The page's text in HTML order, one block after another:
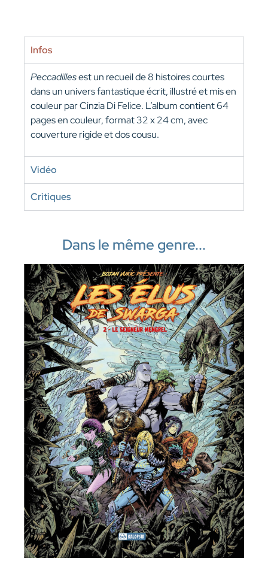
Infos
Peccadillesest un recueil de 8 histoires courtes
dans un univers fantastique écrit, illustré et mis en
couleur par Cinzia Di Felice. L’album contient 64
pages en couleur, format 32 x 24 cm, avec
couverture rigide et dos cousu.
Vidéo
Critiques
Dans le même genre...